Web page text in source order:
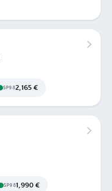
SP982,165 €
SP981,990 €